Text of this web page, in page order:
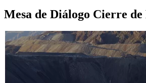
Mesa de Diálogo Cierre